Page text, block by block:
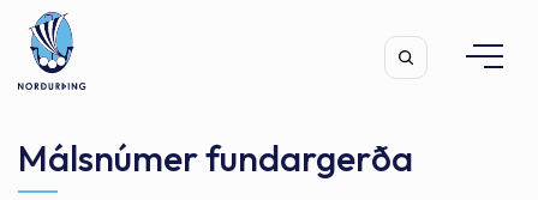
Málsnúmer fundargerða